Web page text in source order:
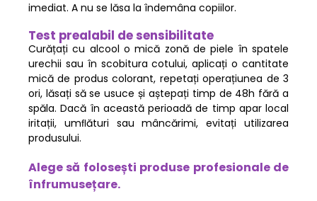
imediat. A nu se lăsa la îndemâna copiilor.
Test prealabil de sensibilitate
Curățați cu alcool o mică zonă de piele în spatele
urechii sau în scobitura cotului, aplicați o cantitate
mică de produs colorant, repetați operațiunea de 3
ori, lăsați să se usuce și aștepați timp de 48h fără a
spăla. Dacă în această perioadă de timp apar local
iritații, umﬂături sau mâncărimi, evitați utilizarea
produsului.
Alege să folosești produse profesionale de
înfrumusețare.